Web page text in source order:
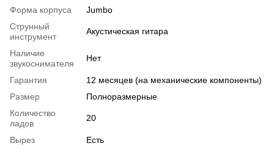
Форма корпуса
Jumbo
Струнный
инструмент
Акустическая гитара
Наличие
звукоснимателя
Нет
Гарантия
12 месяцев (на механические компоненты)
Размер
Полноразмерные
Количество
ладов
20
Вырез
Есть